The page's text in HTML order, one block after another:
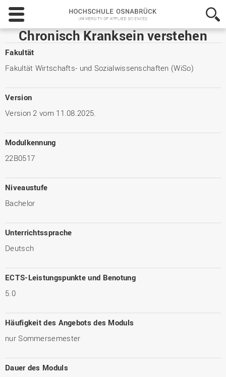
Hochschule
Osnabrück
-
University
Sciences
Chronisch Kranksein verstehen
Fakultät
Fakultät Wirtschafts- und Sozialwissenschaften (WiSo)
Version
Version 2 vom 11.08.2025.
Modulkennung
22B0517
Niveaustufe
Bachelor
Unterrichtssprache
Deutsch
ECTS-Leistungspunkte und Benotung
5.0
Häufigkeit des Angebots des Moduls
nur Sommersemester
Dauer des Moduls